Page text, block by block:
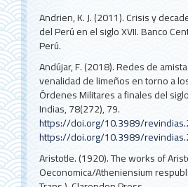
Andrien, K. J. (2011). Crisis y
del Perú en el siglo XVII. Banco
Perú.
Andújar, F. (2018). Redes de
venalidad de limeños en torno a
Órdenes Militares a finales del
Indias, 78(272), 79.
https://doi.org/10.3989/
https://doi.org/10.3989/
Aristotle. (1920). The works of
Oeconomica/Atheniensium